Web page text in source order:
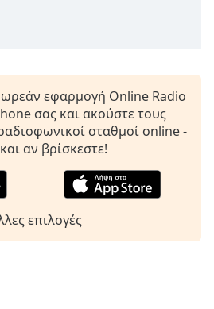
εφαρμογή Online Radio
σας και ακούστε τους
σταθμοί online -
αν βρίσκεστε!
επιλογές